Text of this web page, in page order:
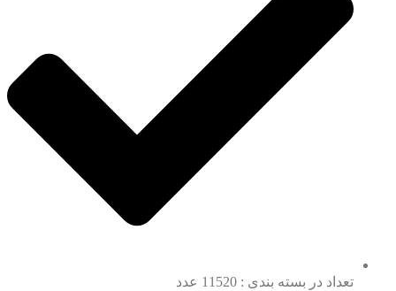
تعداد در بسته بندی : 11520 عدد